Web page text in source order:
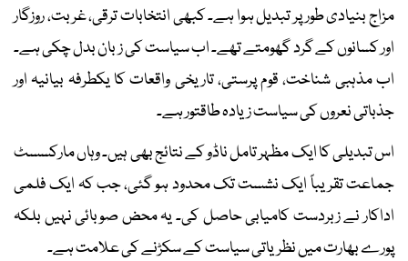
مزاج بنیادی طور پر تبدیل ہوا ہے۔ کبھی انتخابات ترقی، غربت، روزگار
اور کسانوں کے گرد گھومتے تھے۔ اب سیاست کی زبان بدل چکی ہے۔
اب مذہبی شناخت، قوم پرستی، تاریخی واقعات کا یکطرفہ بیانیہ اور
جذباتی نعروں کی سیاست زیادہ طاقتور ہے۔
اس تبدیلی کا ایک مظہر تامل ناڈو کے نتائج بھی ہیں۔ وہاں مارکسسٹ
جماعت تقریباً ایک نشست تک محدود ہو گئی، جب کہ ایک فلمی
اداکار نے زبردست کامیابی حاصل کی۔ یہ محض صوبائی نہیں بلکہ
پورے بھارت میں نظریاتی سیاست کے سکڑنے کی علامت ہے۔